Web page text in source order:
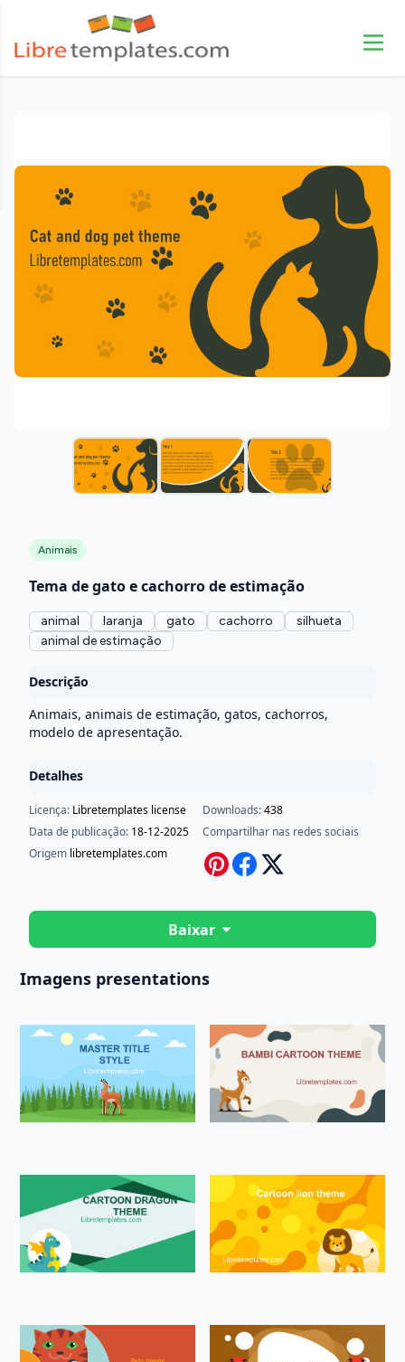
Animais
Tema de gato e cachorro de estimação
animal laranja gato cachorro
silhueta
animal de estimação
Descrição
Animais, animais de estimação, gatos, cachorros,
modelo de apresentação.
Detalhes
Licença: Libretemplates license
Data de publicação: 18-12-2025
Origem libretemplates.com
Downloads:438
Compartilhar nas redes sociais
Baixar
Imagens presentations